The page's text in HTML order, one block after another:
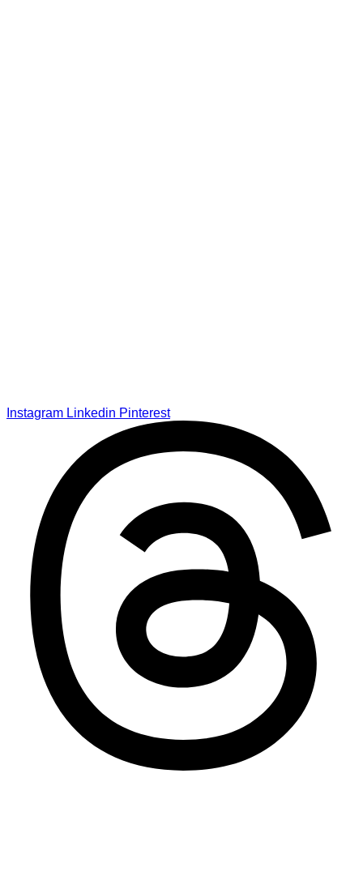
Instagram Linkedin Pinterest